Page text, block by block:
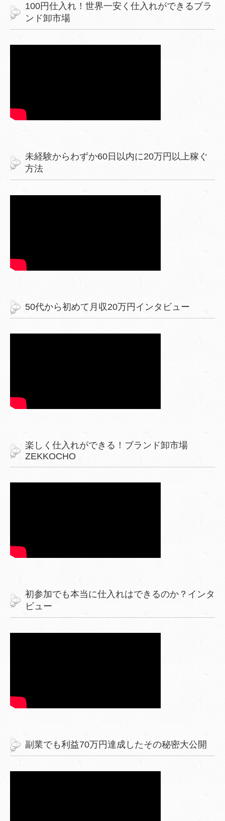
100円仕入れ！世界一安く仕入れができるブラ
ンド卸市場
未経験からわずか60日以内に20万円以上稼ぐ
方法
50代から初めて月収20万円インタビュー
楽しく仕入れができる！ブランド卸市場
ZEKKOCHO
初参加でも本当に仕入れはできるのか？インタ
ビュー
副業でも利益70万円達成したその秘密大公開